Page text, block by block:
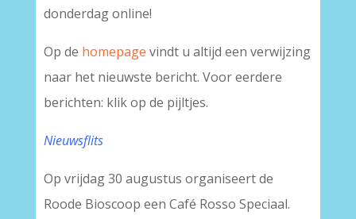
donderdag online!
Op de homepage vindt u altijd een verwijzing
naar het nieuwste bericht. Voor eerdere
berichten: klik op de pijltjes.
Nieuwsflits
Op vrijdag 30 augustus organiseert de
Roode Bioscoop een Café Rosso Speciaal.